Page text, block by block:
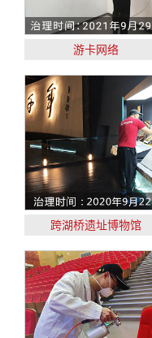
游卡网络
跨湖桥遗址博物馆